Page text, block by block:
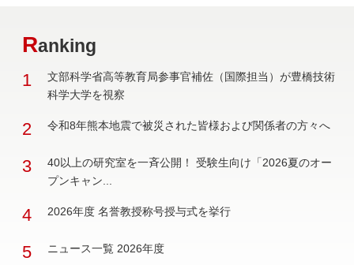
Ranking
1
文部科学省高等教育局参事官補佐（国際担当）が豊橋技術
科学大学を視察
2 令和8年熊本地震で被災された皆様および関係者の方々へ
3
40以上の研究室を一斉公開！ 受験生向け「2026夏のオー
プンキャン...
4 2026年度 名誉教授称号授与式を挙行
5 ニュース一覧 2026年度